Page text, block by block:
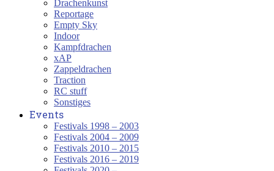
Drachenkunst
Reportage
Empty Sky
Indoor
Kampfdrachen
xAP
Zappeldrachen
Traction
RC stuff
Sonstiges
Events
Festivals 1998 – 2003
Festivals 2004 – 2009
Festivals 2010 – 2015
Festivals 2016 – 2019